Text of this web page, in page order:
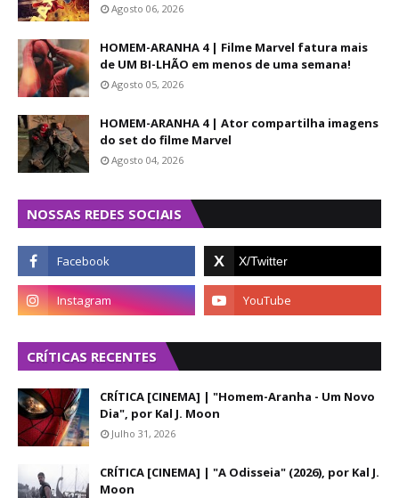
Agosto 06, 2026
HOMEM-ARANHA 4 | Filme Marvel fatura mais
de UM BI-LHÃO em menos de uma semana!
Agosto 05, 2026
HOMEM-ARANHA 4 | Ator compartilha imagens
do set do filme Marvel
Agosto 04, 2026
NOSSAS REDES SOCIAIS
CRÍTICAS RECENTES
CRÍTICA [CINEMA] | "Homem-Aranha - Um Novo
Dia", por Kal J. Moon
Julho 31, 2026
CRÍTICA [CINEMA] | "A Odisseia" (2026), por Kal J.
Moon